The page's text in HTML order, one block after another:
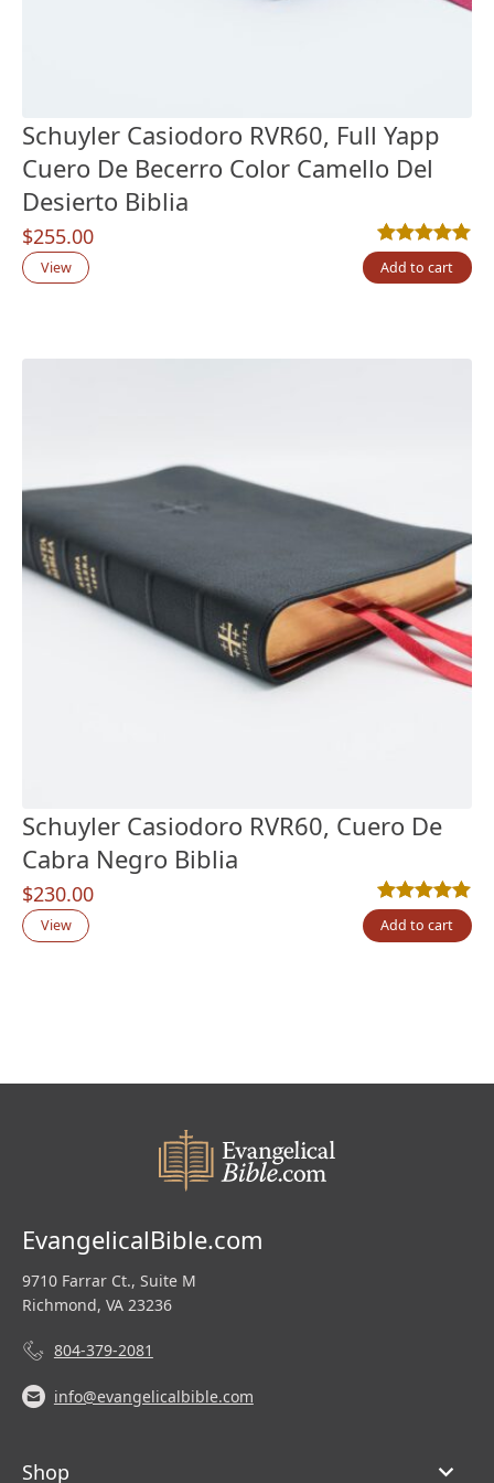
Schuyler Casiodoro RVR60, Full Yapp
Cuero De Becerro Color Camello Del
Desierto Biblia
$255.00
Rated5.00out
3
View Add to cart
Schuyler Casiodoro RVR60, Cuero De
Cabra Negro Biblia
$230.00
Rated5.00out
2
View Add to cart
EvangelicalBible.com
9710 Farrar Ct., Suite M
Richmond, VA 23236
804-379-2081
info@evangelicalbible.com
Shop